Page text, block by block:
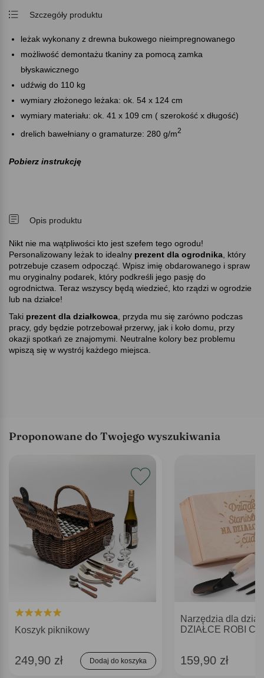
Szczegóły produktu
leżak wykonany z drewna bukowego nieimpregnowanego
możliwość demontażu tkaniny za pomocą zamka
błyskawicznego
udźwig do 110 kg
wymiary złożonego leżaka: ok. 54 x 124 cm
wymiary materiału: ok. 41 x 109 cm ( szerokość x długość)
drelich bawełniany o gramaturze: 280 g/m2
Pobierz instrukcję
Opis produktu
Nikt nie ma wątpliwości kto jest szefem tego ogrodu!
Personalizowany leżak to idealny prezent dla ogrodnika , który
potrzebuje czasem odpocząć. Wpisz imię obdarowanego i spraw
mu oryginalny podarek, który podkreśli jego pasję do
ogrodnictwa. Teraz wszyscy będą wiedzieć, kto rządzi w ogrodzie
lub na działce!
Taki prezent dla działkowca , przyda mu się zarówno podczas
pracy, gdy będzie potrzebował przerwy, jak i koło domu, przy
okazji spotkań ze znajomymi. Neutralne kolory bez problemu
wpiszą się w wystrój każdego miejsca.
Proponowane do Twojego wyszukiwania
Koszyk piknikowy
249,90 zł Dodaj do koszyka
Narzędzia dla
DZIAŁCE ROBI
159,90 zł